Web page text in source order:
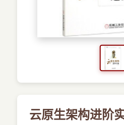
预订书籍
云原生架构进阶